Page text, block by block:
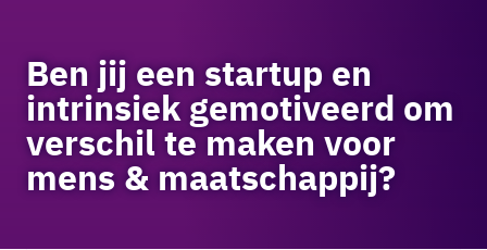
Ben jij een startup en
intrinsiek gemotiveerd om
verschil te maken voor
mens & maatschappij?